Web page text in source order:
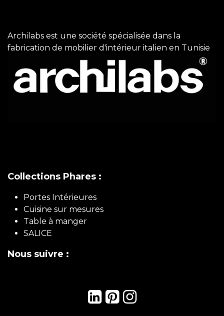
Archilabs est une société spécialisée dans la
fabrication de mobilier d'intérieur italien en Tunisie
Collections Phares :
Portes Intérieures
Cuisine sur mesures
Table à manger
SALICE
Nous suivre :